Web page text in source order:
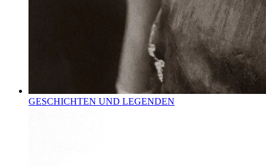
GESCHICHTEN UND LEGENDEN